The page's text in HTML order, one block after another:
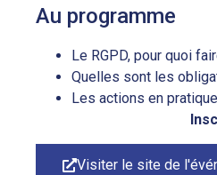
Au programme
Le RGPD, pour quoi
Quelles sont les
Les actions en
Visiter le site de